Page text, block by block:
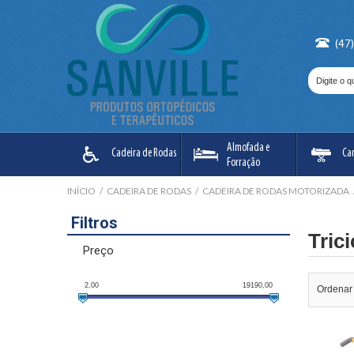
(47)
Cadeira de Rodas
Almofada e
Forração
INÍCIO / CADEIRA DE RODAS / CADEIRA DE RODAS MOTORIZADA
Filtros
Preço
2,00 19190,00